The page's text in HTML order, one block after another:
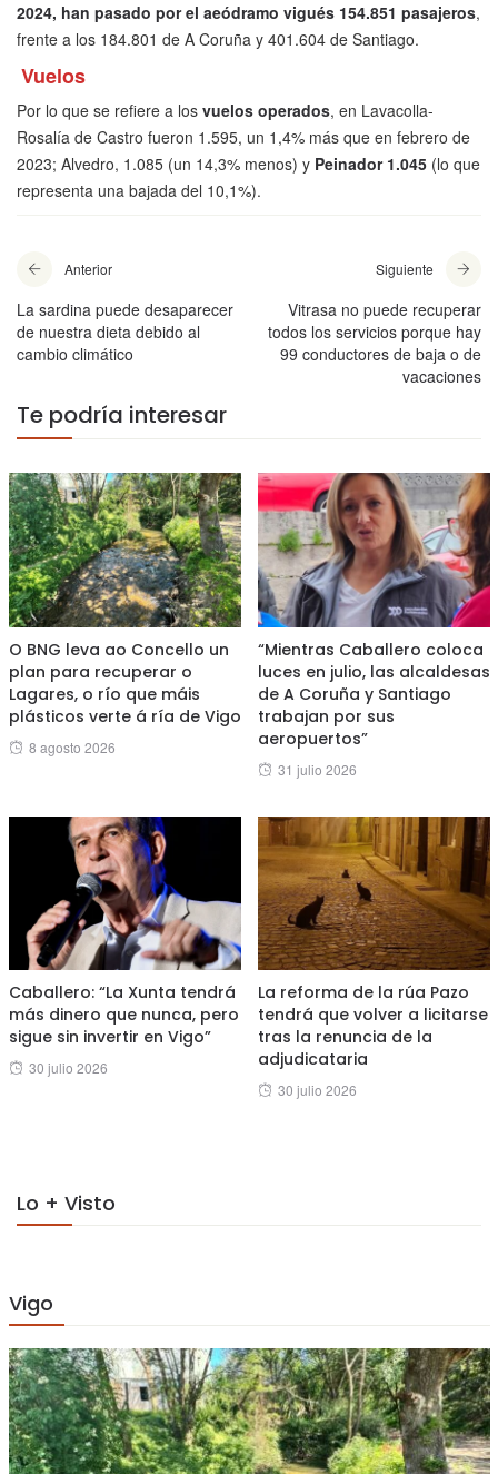
2024, han pasado por el aeódramo vigués 154.851 pasajeros,
frente a los 184.801 de A Coruña y 401.604 de Santiago.
Vuelos
Por lo que se refiere a los vuelos operados, en Lavacolla-
Rosalía de Castro fueron 1.595, un 1,4% más que en febrero de
2023; Alvedro, 1.085 (un 14,3% menos) y Peinador 1.045 (lo que
representa una bajada del 10,1%).
Anterior
La sardina puede desaparecer
de nuestra dieta debido al
cambio climático
Siguiente
Vitrasa no puede recuperar
todos los servicios porque hay
99 conductores de baja o de
vacaciones
Te podría interesar
O BNG leva ao Concello un
plan para recuperar o
Lagares, o río que máis
plásticos verte á ría de Vigo
Posted
8 agosto 2026
“Mientras Caballero coloca
luces en julio, las alcaldesas
de A Coruña y Santiago
trabajan por sus
aeropuertos”
Posted
31 julio 2026
Caballero: “La Xunta tendrá
más dinero que nunca, pero
sigue sin invertir en Vigo”
Posted
30 julio 2026
La reforma de la rúa Pazo
tendrá que volver a licitarse
tras la renuncia de la
adjudicataria
Posted
30 julio 2026
Lo + Visto
Vigo